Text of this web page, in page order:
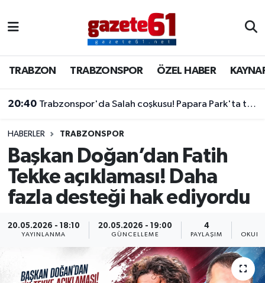
TRABZON TRABZONSPOR ÖZEL HABER
20:40 Trabzonspor'da Salah coşkusu! Papara Park'ta tarihi imza töreni
20:15 Kritik MGK sonrası 8 maddelik bildiri yayımlandı!
HABERLER TRABZONSPOR
Başkan Doğan’dan Fatih
Tekke açıklaması! Daha
fazla desteği hak ediyordu
20.05.2026 - 18:10
YAYINLANMA
20.05.2026 - 19:00
GÜNCELLEME
4
PAYLAŞIM
TRABZONSPOR
ÖZEL HABER
KAYNAR KAZAN
SİYASET
GÜNDEM
Trabzon Nöbetçi Eczaneler
Trabzon Hava Durumu
Trabzon Namaz Vakitleri
Trabzon Trafik Yoğunluk Haritası
Süper Lig Puan Durumu ve Fikstür
Tüm Manşetler
Son Dakika Haberleri